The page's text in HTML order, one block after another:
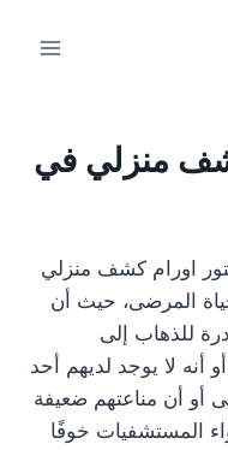
منزلي في
اورام كشف منزلي
المرضى، حيث أن
للذهاب إلى
أنه لا يوجد لديهم أحد
أو أن مناعتهم ضعيفة
المستشفيات خوفًا